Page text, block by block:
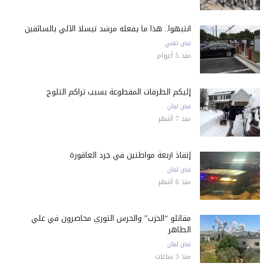
انتبهوا.. هذا ما يفعله مرشد تيسلا الآلي بالسائقين
نبض تقني
منذ 5 أعوام
إليكم الطرقات المقطوعة بسبب تراكم الثلوج
نبض لبنان
منذ 7 أشهر
إنقاذ أربعة مواطنين في جرد العاقورة
نبض لبنان
منذ 6 أشهر
مقاتلو “الحزب” والحرس الثوري محاصرون في علي
الطاهر
نبض لبنان
منذ 3 ساعات